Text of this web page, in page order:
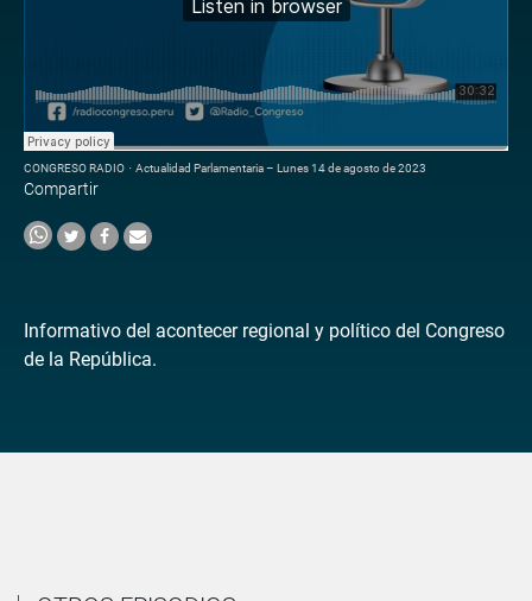
CONGRESO RADIO · Actualidad Parlamentaria – Lunes 14 de agosto de 2023
Compartir
Informativo del acontecer regional y político del Congreso
de la República.